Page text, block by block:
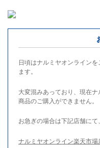
日頃はナルミヤオンライン
ます。
大変混みあっており、現在
商品のご購入ができません。
お急ぎの場合は下記店舗にて
ナルミヤオンライン楽天市場